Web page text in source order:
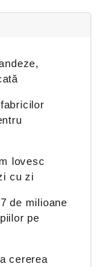
lovesc
cu zi
de milioane
pe
cererea